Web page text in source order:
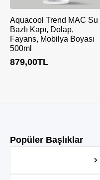
Aquacool Trend MAC Su
Bazlı Kapı, Dolap,
Fayans, Mobilya Boyası
500ml
879,00TL
Popüler Başlıklar